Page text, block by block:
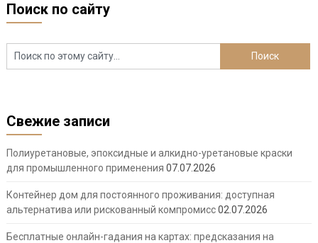
Поиск по сайту
Свежие записи
Полиуретановые, эпоксидные и алкидно-уретановые краски
для промышленного применения 07.07.2026
Контейнер дом для постоянного проживания: доступная
альтернатива или рискованный компромисс02.07.2026
Бесплатные онлайн-гадания на картах: предсказания на